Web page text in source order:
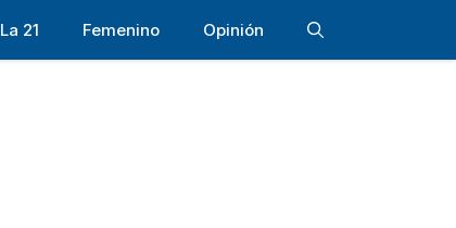
La 21 Femenino Opinión